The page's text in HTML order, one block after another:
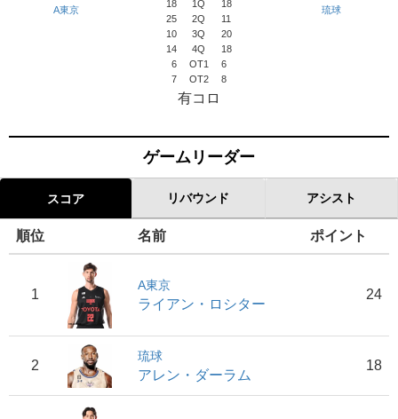
A東京
18 1Q
18
25
2Q
11
10
3Q
20
14
4Q
18
6
OT1
6
7
OT2 8
有コロ
琉球
ゲームリーダー
スコア リバウンド アシスト
順位 名前 ポイント
1
A東京
ライアン・ロシター
24
2
琉球
アレン・ダーラム
18